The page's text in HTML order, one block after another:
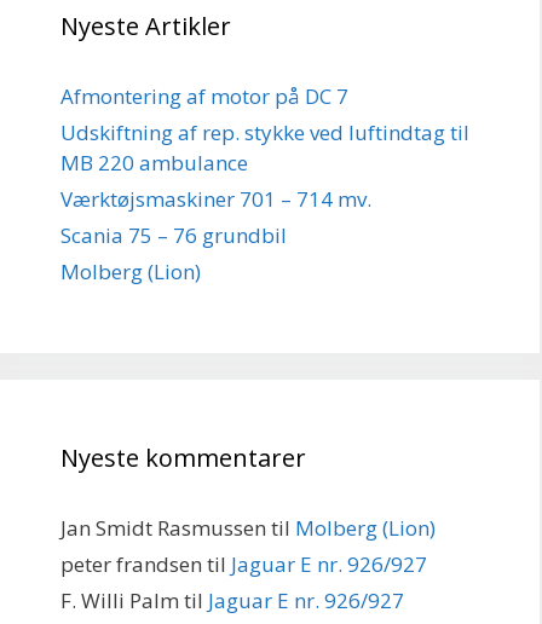
Nyeste Artikler
Afmontering af motor på DC 7
Udskiftning af rep. stykke ved luftindtag til
MB 220 ambulance
Værktøjsmaskiner 701 – 714 mv.
Scania 75 – 76 grundbil
Molberg (Lion)
Nyeste kommentarer
Jan Smidt Rasmussen til Molberg (Lion)
peter frandsen til Jaguar E nr. 926/927
F. Willi Palm til Jaguar E nr. 926/927